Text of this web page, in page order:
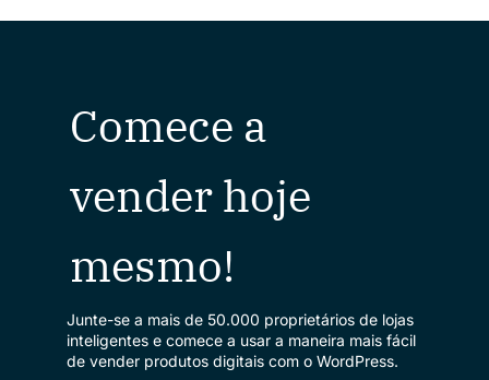
Comece a
vender hoje
mesmo!
Junte-se a mais de 50.000 proprietários de lojas
inteligentes e comece a usar a maneira mais fácil
de vender produtos digitais com o WordPress.